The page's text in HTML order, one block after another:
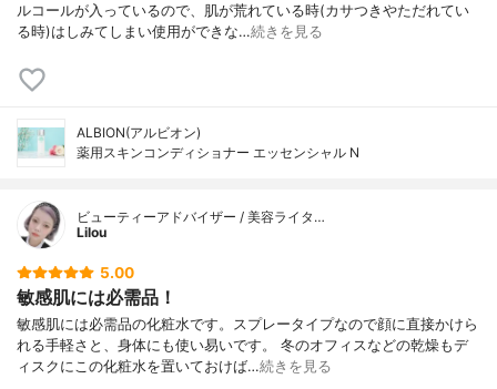
ルコールが入っているので、肌が荒れている時(カサつきやただれてい
る時)はしみてしまい使用ができな…続きを見る
ALBION(アルビオン)
薬用スキンコンディショナー エッセンシャル N
ビューティーアドバイザー / 美容ライタ…
Lilou
5.00
敏感肌には必需品！
敏感肌には必需品の化粧水です。スプレータイプなので顔に直接かけら
れる手軽さと、身体にも使い易いです。 冬のオフィスなどの乾燥もデ
ィスクにこの化粧水を置いておけば…続きを見る